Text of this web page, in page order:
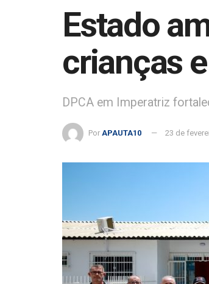
Estado
crianças
DPCA em Imperatriz
Por APAUTA10 23 de